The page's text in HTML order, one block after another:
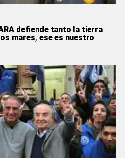
defiende tanto la tierra
mares, ese es nuestro